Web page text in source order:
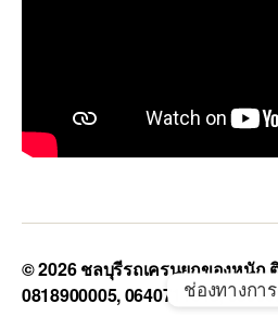
© 2026ชลบุรีรถเครนยกของหนัก
0818900005, 0640711613,ช่องทางกา